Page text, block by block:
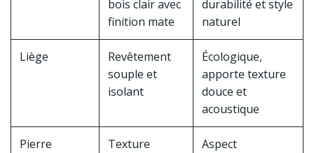
bois clair avec
finition mate
durabilité et style
naturel
Liège
Revêtement
souple et
isolant
Écologique,
apporte texture
douce et
acoustique
Pierre
Texture
Aspect